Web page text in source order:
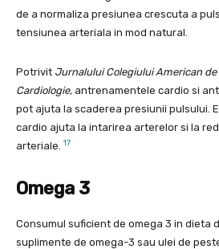
de a normaliza presiunea crescuta a
tensiunea arteriala in mod natural.
Potrivit Jurnalului Colegiului American de
Cardiologie, antrenamentele cardio si
pot ajuta la scaderea presiunii pulsului.
cardio ajuta la intarirea arterelor si la
arteriale.
17
Omega 3
Consumul suficient de omega 3 in dieta
suplimente de omega-3 sau ulei de